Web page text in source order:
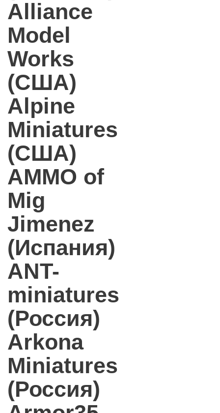
Alliance
Model
Works
(США)
Alpine
Miniatures
(США)
AMMO of
Mig
Jimenez
(Испания)
ANT-
miniatures
(Россия)
Arkona
Miniatures
(Россия)